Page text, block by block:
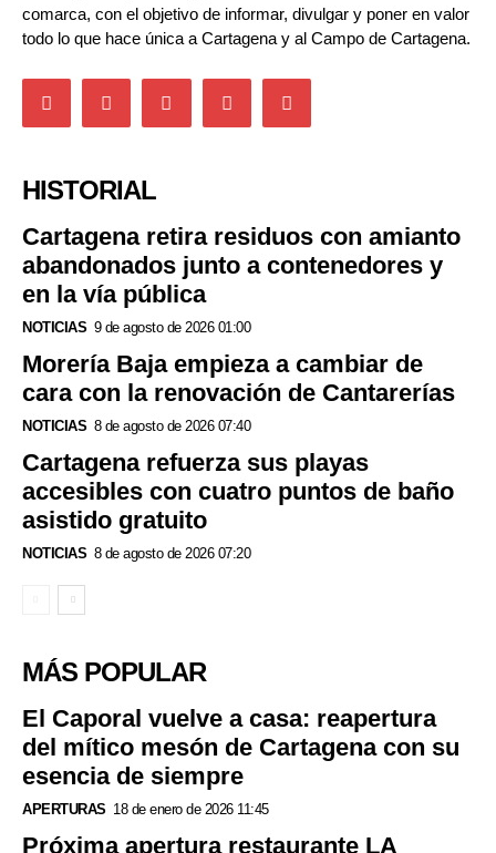
comarca, con el objetivo de informar, divulgar y poner en valor
todo lo que hace única a Cartagena y al Campo de Cartagena.
HISTORIAL
Cartagena retira residuos con amianto
abandonados junto a contenedores y
en la vía pública
NOTICIAS 9 de agosto de 2026 01:00
Morería Baja empieza a cambiar de
cara con la renovación de Cantarerías
NOTICIAS 8 de agosto de 2026 07:40
Cartagena refuerza sus playas
accesibles con cuatro puntos de baño
asistido gratuito
NOTICIAS 8 de agosto de 2026 07:20
MÁS POPULAR
El Caporal vuelve a casa: reapertura
del mítico mesón de Cartagena con su
esencia de siempre
APERTURAS 18 de enero de 2026 11:45
Próxima apertura restaurante LA